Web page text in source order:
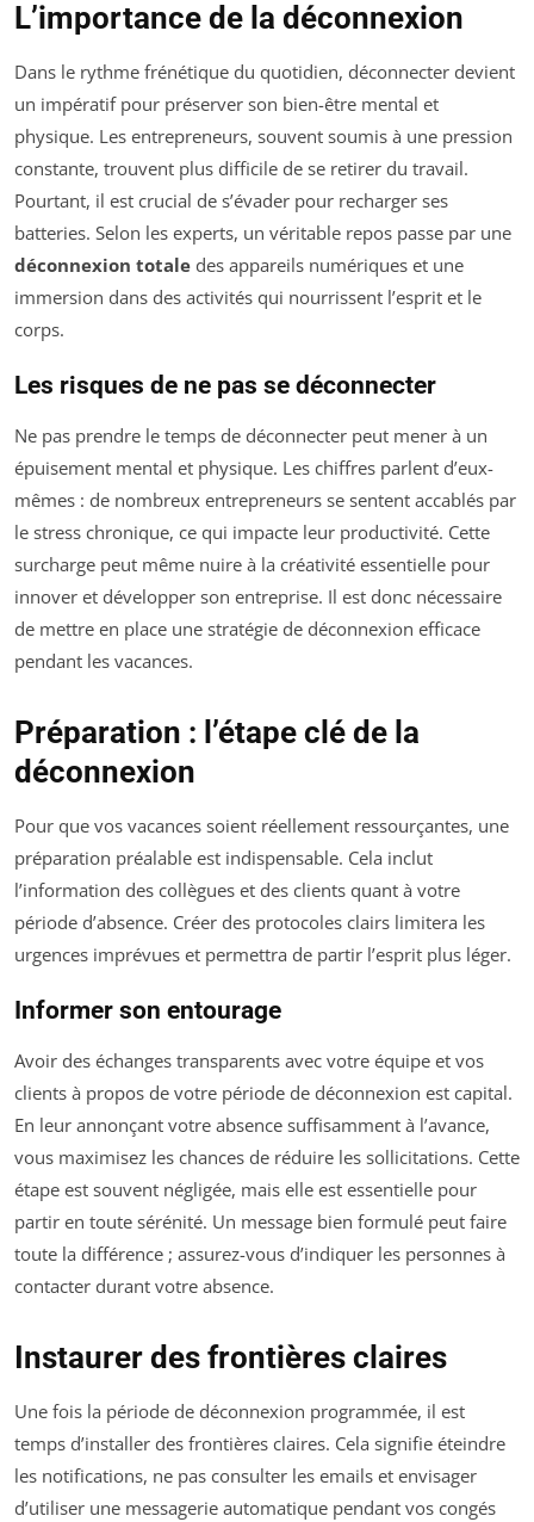
L’importance de la déconnexion
Dans le rythme frénétique du quotidien, déconnecter devient
un impératif pour préserver son bien-être mental et
physique. Les entrepreneurs, souvent soumis à une pression
constante, trouvent plus difficile de se retirer du travail.
Pourtant, il est crucial de s’évader pour recharger ses
batteries. Selon les experts, un véritable repos passe par une
déconnexion totale des appareils numériques et une
immersion dans des activités qui nourrissent l’esprit et le
corps.
Les risques de ne pas se déconnecter
Ne pas prendre le temps de déconnecter peut mener à un
épuisement mental et physique. Les chiffres parlent d’eux-
mêmes : de nombreux entrepreneurs se sentent accablés par
le stress chronique, ce qui impacte leur productivité. Cette
surcharge peut même nuire à la créativité essentielle pour
innover et développer son entreprise. Il est donc nécessaire
de mettre en place une stratégie de déconnexion efficace
pendant les vacances.
Préparation : l’étape clé de la
déconnexion
Pour que vos vacances soient réellement ressourçantes, une
préparation préalable est indispensable. Cela inclut
l’information des collègues et des clients quant à votre
période d’absence. Créer des protocoles clairs limitera les
urgences imprévues et permettra de partir l’esprit plus léger.
Informer son entourage
Avoir des échanges transparents avec votre équipe et vos
clients à propos de votre période de déconnexion est capital.
En leur annonçant votre absence suffisamment à l’avance,
vous maximisez les chances de réduire les sollicitations. Cette
étape est souvent négligée, mais elle est essentielle pour
partir en toute sérénité. Un message bien formulé peut faire
toute la différence ; assurez-vous d’indiquer les personnes à
contacter durant votre absence.
Instaurer des frontières claires
Une fois la période de déconnexion programmée, il est
temps d’installer des frontières claires. Cela signifie éteindre
les notifications, ne pas consulter les emails et envisager
d’utiliser une messagerie automatique pendant vos congés